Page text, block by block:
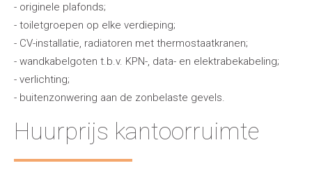
- originele plafonds;
- toiletgroepen op elke verdieping;
- CV-installatie, radiatoren met thermostaatkranen;
- wandkabelgoten t.b.v. KPN-, data- en elektrabekabeling;
- verlichting;
- buitenzonwering aan de zonbelaste gevels.
Huurprijs kantoorruimte